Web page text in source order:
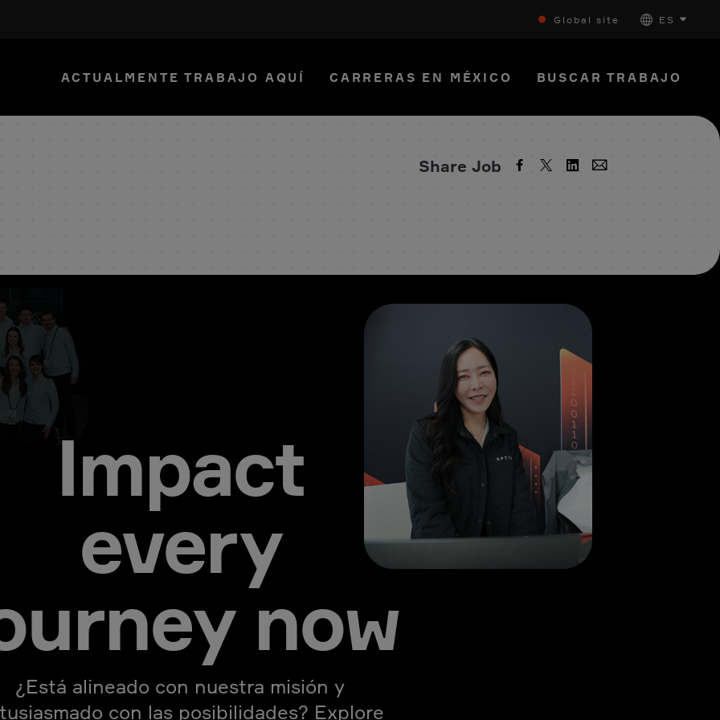
Global site ES
ACTUALMENTE TRABAJO AQUÍ CARRERAS EN MÉXICO BUSCAR TRABAJO
Share Job
Impact
every
now
¿Está alineado con nuestra misión y
con las posibilidades? Explore